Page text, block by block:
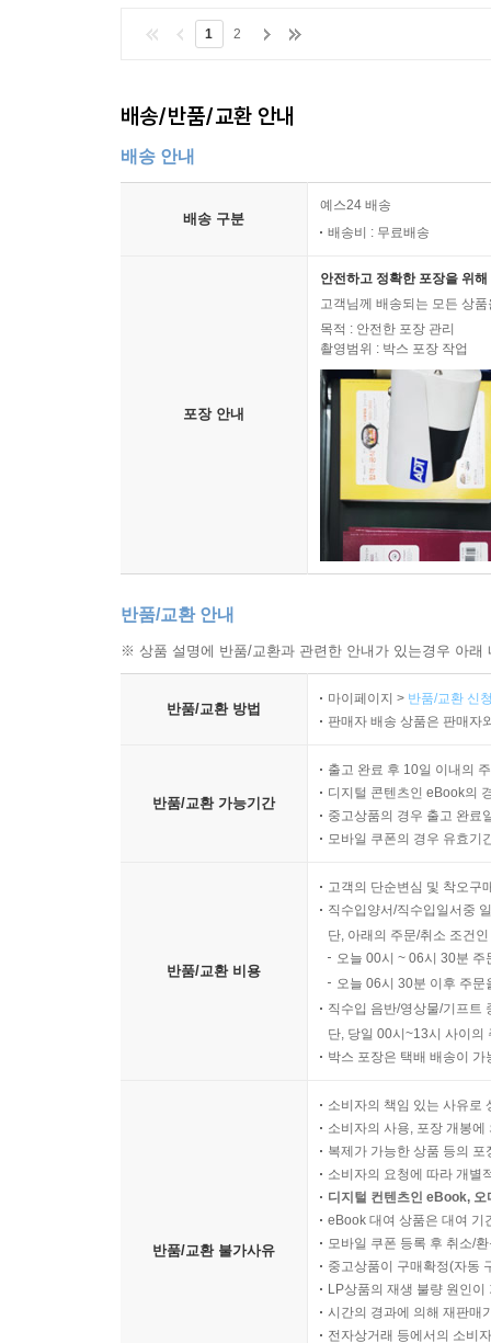
1 2
배송/반품/교환 안내
배송 안내
배송 구분
예스24 배송
배송비 : 무료배송
포장 안내
안전하고 정확한 포장을 위
고객님께 배송되는 모든 상
목적 : 안전한 포장 관리
촬영범위 : 박스 포장 작업
반품/교환 안내
※ 상품 설명에 반품/교환과 관련한 안내가 있는경우 아
반품/교환 방법
마이페이지 > 반품/교환 신
판매자 배송 상품은 판매자
반품/교환 가능기간
출고 완료 후 10일 이내의
디지털 콘텐츠인 eBook의
중고상품의 경우 출고 완료
모바일 쿠폰의 경우 유효기
반품/교환 비용
고객의 단순변심 및 착오구
직수입양서/직수입일서중
단, 아래의 주문/취소 조건
오늘 00시 ~ 06시 30분
오늘 06시 30분 이후 주
직수입 음반/영상물/기프트
단, 당일 00시~13시 사이의
박스 포장은 택배 배송이
반품/교환 불가사유
소비자의 책임 있는 사유로
소비자의 사용, 포장 개봉
복제가 가능한 상품 등의
소비자의 요청에 따라 개별
디지털 컨텐츠인 eBook,
eBook 대여 상품은 대여 기
모바일 쿠폰 등록 후 취소/
중고상품이 구매확정(자동
LP상품의 재생 불량 원인
시간의 경과에 의해 재판매
전자상거래 등에서의 소비